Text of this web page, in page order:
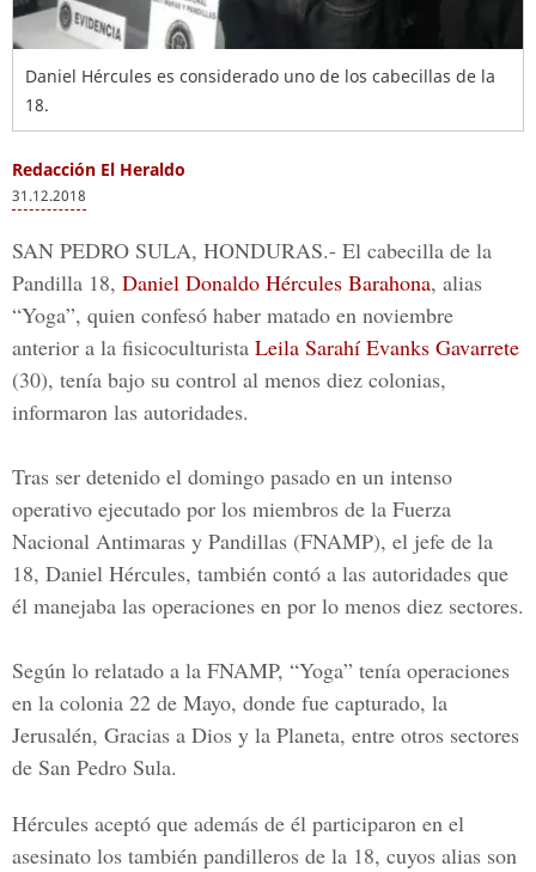
Daniel Hércules es considerado uno de los cabecillas de la
18.
Redacción El Heraldo
31.12.2018
SAN PEDRO SULA, HONDURAS.- El cabecilla de la
Pandilla 18, Daniel Donaldo Hércules Barahona, alias
“Yoga”, quien confesó haber matado en noviembre
anterior a la fisicoculturista Leila Sarahí Evanks Gavarrete
(30), tenía bajo su control al menos diez colonias,
informaron las autoridades.
Tras ser detenido el domingo pasado en un intenso
operativo ejecutado por los miembros de la Fuerza
Nacional Antimaras y Pandillas (FNAMP), el jefe de la
18, Daniel Hércules, también contó a las autoridades que
él manejaba las operaciones en por lo menos diez sectores.
Según lo relatado a la FNAMP, “Yoga” tenía operaciones
en la colonia 22 de Mayo, donde fue capturado, la
Jerusalén, Gracias a Dios y la Planeta, entre otros sectores
de San Pedro Sula.
Hércules aceptó que además de él participaron en el
asesinato los también pandilleros de la 18, cuyos alias son